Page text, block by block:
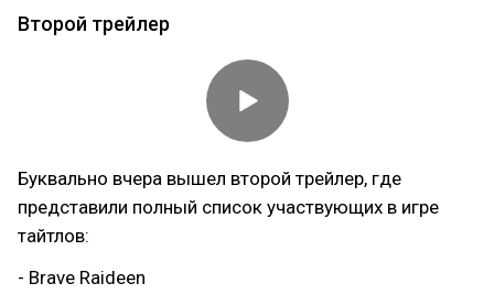
Второй трейлер
Буквально вчера вышел второй трейлер, где
представили полный список участвующих в игре
тайтлов:
- Brave Raideen